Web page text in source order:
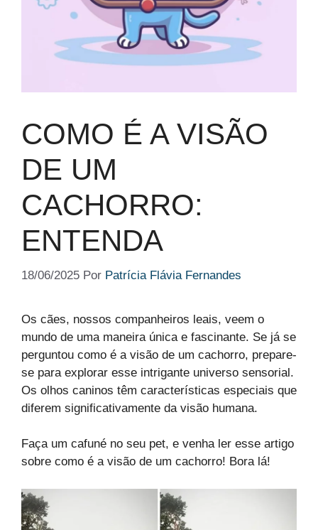
COMO É A VISÃO
DE UM
CACHORRO:
ENTENDA
18/06/2025 Por Patrícia Flávia Fernandes
Os cães, nossos companheiros leais, veem o
mundo de uma maneira única e fascinante. Se já se
perguntou como é a visão de um cachorro, prepare-
se para explorar esse intrigante universo sensorial.
Os olhos caninos têm características especiais que
diferem significativamente da visão humana.
Faça um cafuné no seu pet, e venha ler esse artigo
sobre como é a visão de um cachorro! Bora lá!